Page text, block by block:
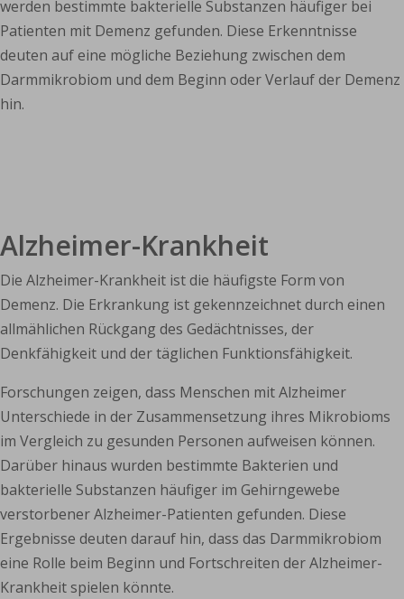
werden bestimmte bakterielle Substanzen häufiger bei
Patienten mit Demenz gefunden. Diese Erkenntnisse
deuten auf eine mögliche Beziehung zwischen dem
Darmmikrobiom und dem Beginn oder Verlauf der Demenz
hin.
Alzheimer-Krankheit
Die Alzheimer-Krankheit ist die häufigste Form von
Demenz. Die Erkrankung ist gekennzeichnet durch einen
allmählichen Rückgang des Gedächtnisses, der
Denkfähigkeit und der täglichen Funktionsfähigkeit.
Forschungen zeigen, dass Menschen mit Alzheimer
Unterschiede in der Zusammensetzung ihres Mikrobioms
im Vergleich zu gesunden Personen aufweisen können.
Darüber hinaus wurden bestimmte Bakterien und
bakterielle Substanzen häufiger im Gehirngewebe
verstorbener Alzheimer-Patienten gefunden. Diese
Ergebnisse deuten darauf hin, dass das Darmmikrobiom
eine Rolle beim Beginn und Fortschreiten der Alzheimer-
Krankheit spielen könnte.